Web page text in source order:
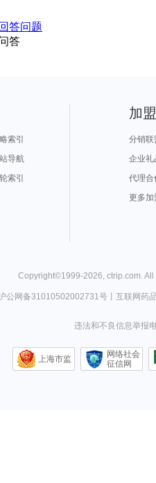
答问题
答
索引
导航
索引
加
分销联
企业礼
代理合
更多加
Copyright©1999-2026, ctrip.com.
公网备31010502002731号丨 互联网药
违法和不良信息举报
上海市监
网络社会
征信网